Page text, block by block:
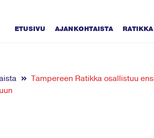
ETUSIVU AJANKOHTAISTA RATIKKA
Tampereen Ratikka osallistuu